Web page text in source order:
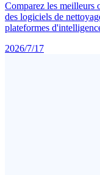
Comparez les meilleurs
des logiciels de
plateformes
2026/7/17